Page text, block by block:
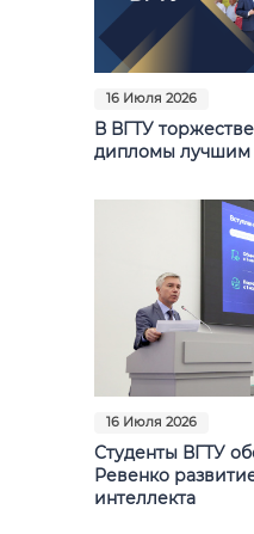
16 Июля 2026
В ВГТУ
дипломы лучшим
16 Июля 2026
Студенты ВГТУ
Ревенко
интеллекта